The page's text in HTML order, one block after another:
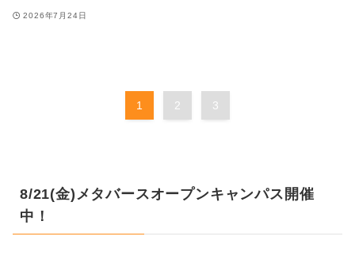
2026年7月24日
1 2 3
8/21(金)メタバースオープンキャンパス開催
中！